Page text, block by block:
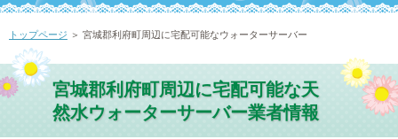
トップページ ＞ 宮城郡利府町周辺に宅配可能なウォーターサーバー
宮城郡利府町周辺に宅配可能な天
然水ウォーターサーバー業者情報